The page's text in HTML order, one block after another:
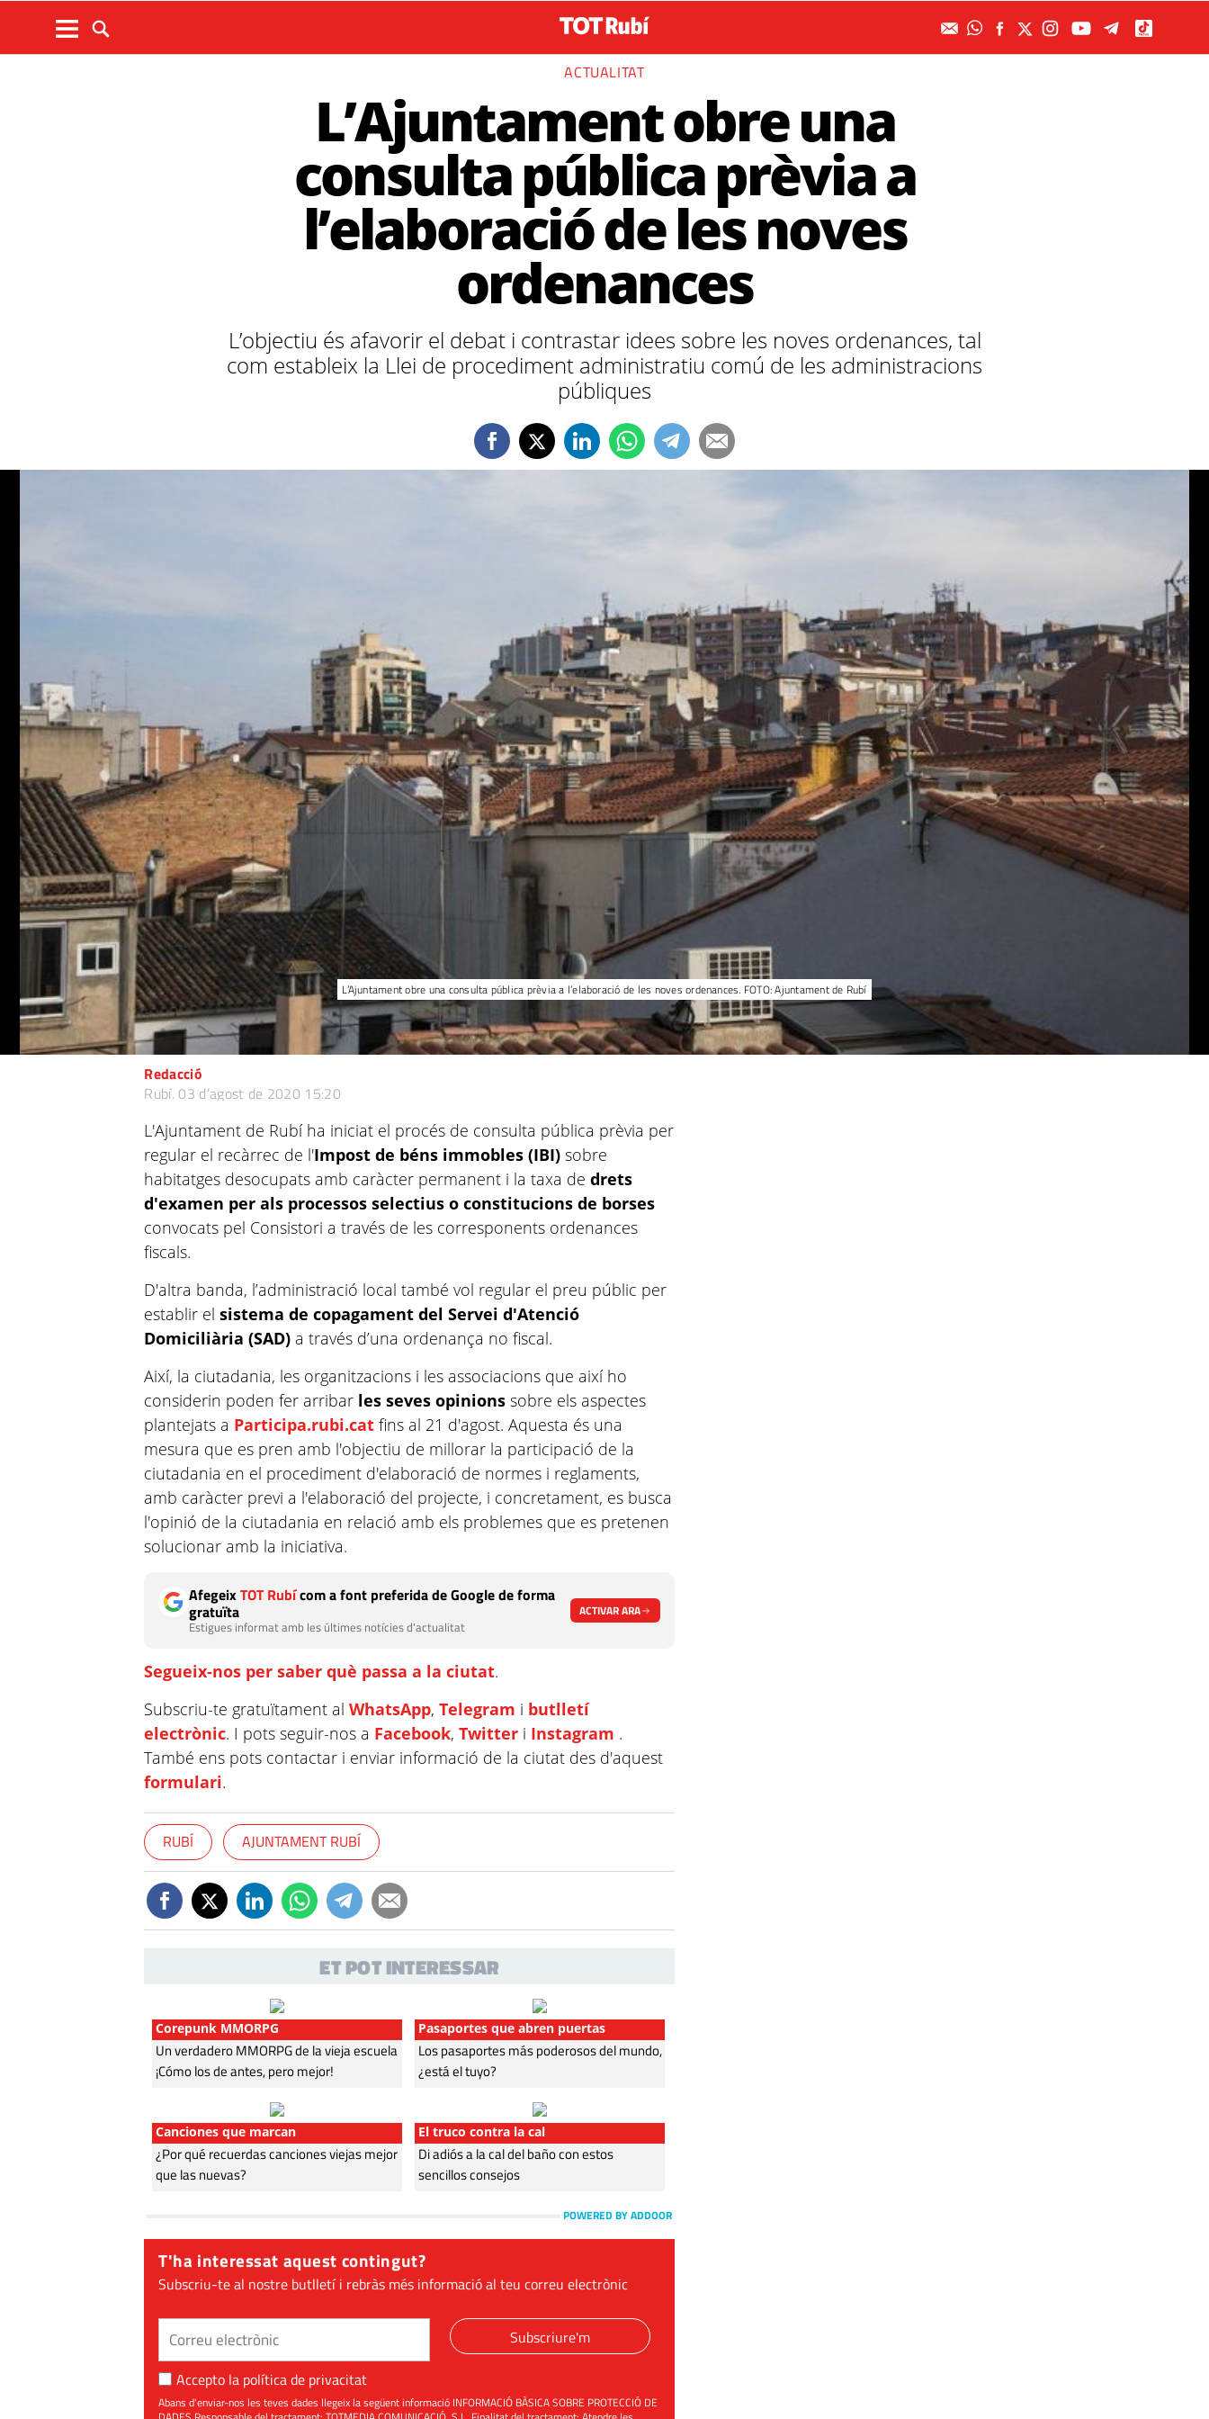
ACTUALITAT
L’Ajuntament obre una
consulta pública prèvia a
l’elaboració de les noves
ordenances
L’objectiu és afavorir el debat i contrastar idees sobre les noves ordenances, tal
com estableix la Llei de procediment administratiu comú de les administracions
públiques
L’Ajuntament obre una consulta pública prèvia a l’elaboració de les noves ordenances. FOTO: Ajuntament de Rubí
Redacció
Rubí. 03 d’agost de 2020 15:20
L'Ajuntament de Rubí ha iniciat el procés de consulta pública prèvia per
regular el recàrrec de l'Impost de béns immobles (IBI) sobre
habitatges desocupats amb caràcter permanent i la taxa de drets
d'examen per als processos selectius o constitucions de borses
convocats pel Consistori a través de les corresponents ordenances
fiscals.
D'altra banda, l’administració local també vol regular el preu públic per
establir elsistema de copagament del Servei d'Atenció
Domiciliària (SAD) a través d’una ordenança no fiscal.
Així, la ciutadania, les organitzacions i les associacions que així ho
considerin poden fer arribar les seves opinionssobre els aspectes
plantejats a Participa.rubi.cat fins al 21 d'agost. Aquesta és una
mesura que es pren amb l'objectiu de millorar la participació de la
ciutadania en el procediment d'elaboració de normes i reglaments,
amb caràcter previ a l'elaboració del projecte, i concretament, es busca
l'opinió de la ciutadania en relació amb els problemes que es pretenen
solucionar amb la iniciativa.
AfegeixTOT Rubícom a font preferida de Google de forma
gratuïta
Estigues informat amb les últimes notícies d'actualitat
ACTIVAR ARA
Segueix-nos per saber què passa a la ciutat.
Subscriu-te gratuïtament alWhatsApp,Telegram i butlletí
electrònic. I pots seguir-nos a Facebook,Twitter i Instagram .
També ens pots contactar i enviar informació de la ciutat des d'aquest
formulari.
RUBÍ AJUNTAMENT RUBÍ
ET POT INTERESSAR
Corepunk MMORPG
Un verdadero MMORPG de la vieja escuela
¡Cómo los de antes, pero mejor!
Pasaportes que abren puertas
Los pasaportes más poderosos del mundo,
¿está el tuyo?
Canciones que marcan
¿Por qué recuerdas canciones viejas mejor
que las nuevas?
El truco contra la cal
Di adiós a la cal del baño con estos
sencillos consejos
POWERED BY ADDOOR
T'ha interessat aquest contingut?
Subscriu-te al nostre butlletí i rebràs més informació al teu correu electrònic
Subscriure'm
Accepto la política de privacitat
Abans d'enviar-nos les teves dades llegeix la següent informació INFORMACIÓ BÀSICA SOBRE PROTECCIÓ DE